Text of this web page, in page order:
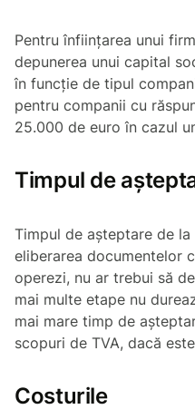
Pentru înființarea unui
depunerea unui capital
în funcție de tipul
pentru companii cu
25.000 de euro în cazul
Timpul de
Timpul de așteptare de
eliberarea documentelor
operezi, nu ar trebui să
mai multe etape nu
mai mare timp de
scopuri de TVA, dacă
Costurile